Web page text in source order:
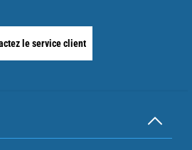
le service client